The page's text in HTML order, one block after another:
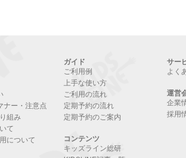
ナー・注意点
組み
て
について
ガイド
ご利用例
上手な使い方
ご利用の流れ
定期予約の流れ
定期予約のご案内
コンテンツ
キッズライン総研
サー
よく
運営
企業
採用